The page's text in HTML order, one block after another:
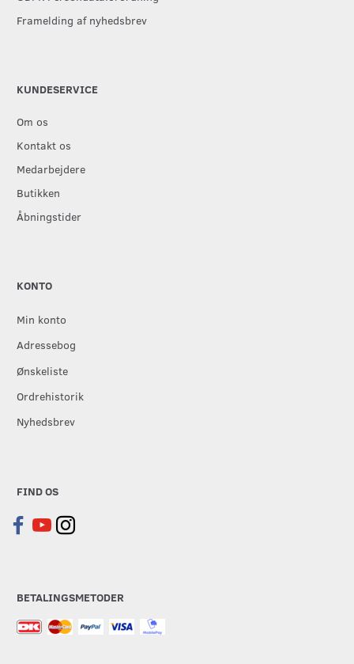
Framelding af nyhedsbrev
KUNDESERVICE
Om os
Kontakt os
Medarbejdere
Butikken
Åbningstider
KONTO
Min konto
Adressebog
Ønskeliste
Ordrehistorik
Nyhedsbrev
FIND OS
BETALINGSMETODER